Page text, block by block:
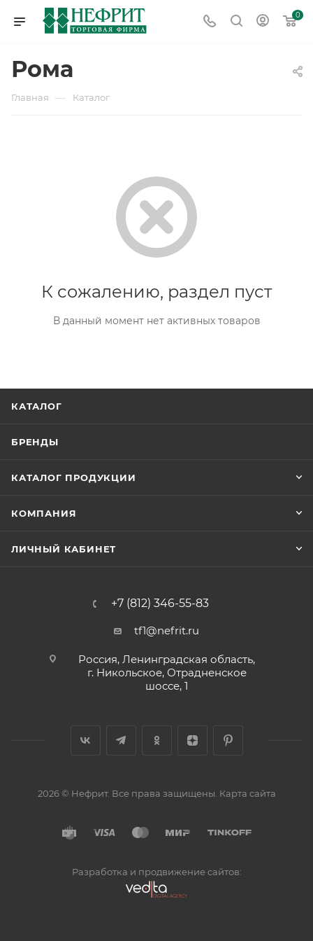
0
Рома
Главная — Каталог
К сожалению, раздел пуст
В данный момент нет активных товаров
КАТАЛОГ
БРЕНДЫ
КАТАЛОГ ПРОДУКЦИИ
КОМПАНИЯ
ЛИЧНЫЙ КАБИНЕТ
+7 (812) 346-55-83
tf1@nefrit.ru
Россия, Ленинградская область,
г. Никольское, Отрадненское
шоссе, 1
2026 © Нефрит. Все права защищены. Карта сайта
Разработка и продвижение сайтов: